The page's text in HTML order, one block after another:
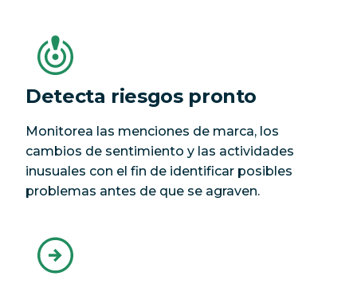
Detecta riesgos pronto
Monitorea las menciones de marca, los
cambios de sentimiento y las actividades
inusuales con el fin de identificar posibles
problemas antes de que se agraven.